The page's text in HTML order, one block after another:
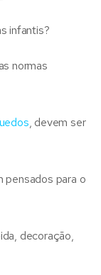
infantis?
normas
, devem ser
pensados para o
decoração,